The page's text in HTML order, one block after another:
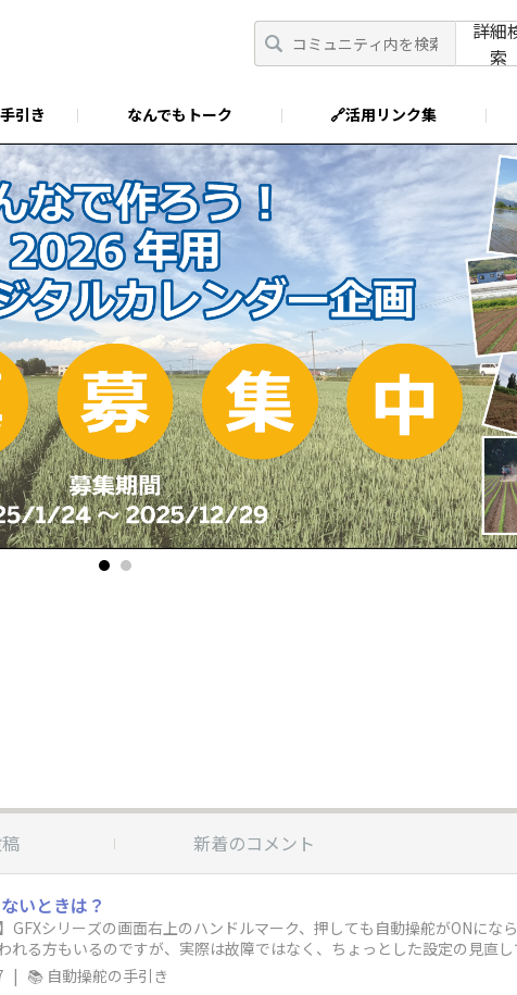
詳細
索
引き なんでもトーク 🔗活用リンク集
新着のコメント
いときは？
GFXシリーズの画面右上のハンドルマーク、押しても自動操舵がONにな
れる方もいるのですが、実際は故障ではなく、ちょっとした設定の見直
| 📚 自動操舵の手引き